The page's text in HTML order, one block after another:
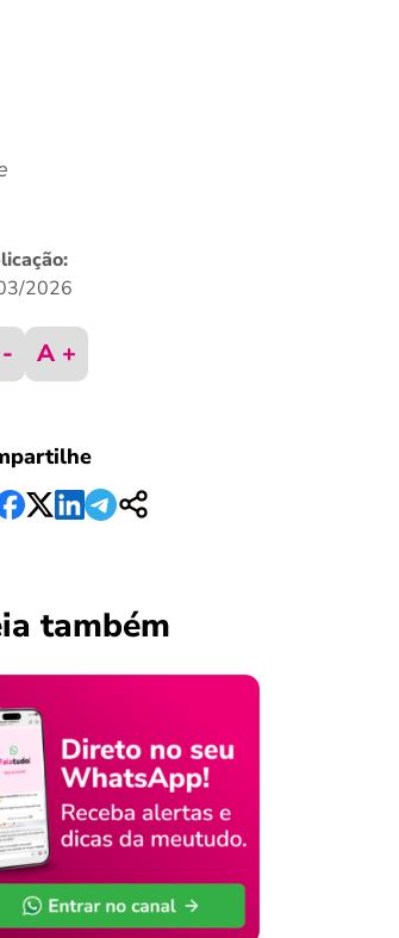
2026
A +
também